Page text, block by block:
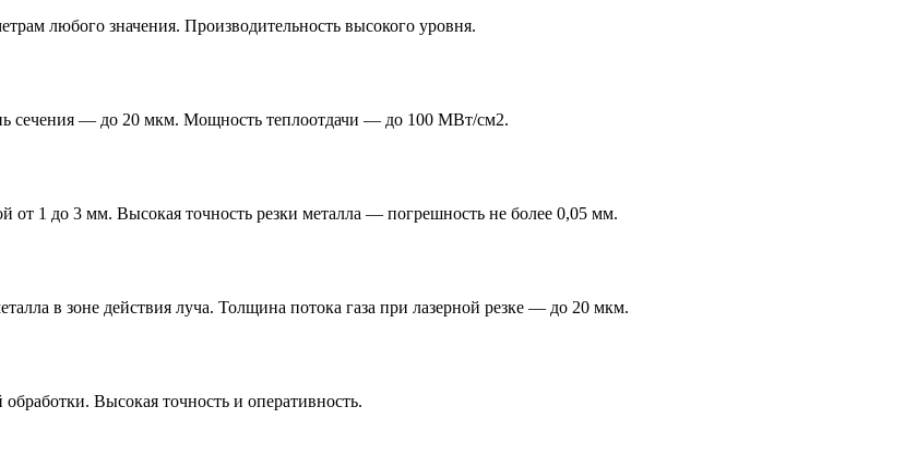
любого значения. Производительность высокого уровня.
сечения — до 20 мкм. Мощность теплоотдачи — до 100 МВт/см2.
от 1 до 3 мм. Высокая точность резки металла — погрешность не более 0,05 мм.
в зоне действия луча. Толщина потока газа при лазерной резке — до 20 мкм.
Высокая точность и оперативность.